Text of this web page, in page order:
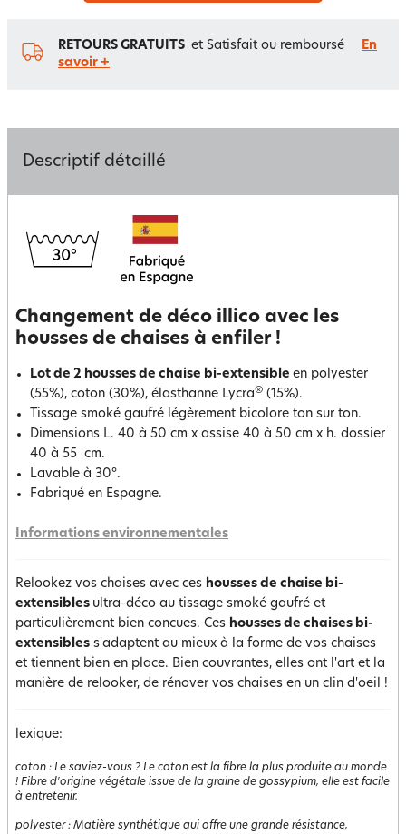
RETOURS GRATUITS et Satisfait ou remboursé
En
savoir +
Descriptif détaillé
Changement de déco illico avec les
housses de chaises à enfiler !
Lot de 2 housses de chaise bi-extensible en polyester
(55%), coton (30%), élasthanne Lycra® (15%).
Tissage smoké gaufré légèrement bicolore ton sur ton.
Dimensions L. 40 à 50 cm x assise 40 à 50 cm x h. dossier
40 à 55 cm.
Lavable à 30°.
Fabriqué en Espagne.
Informations environnementales
Relookez vos chaises avec ces housses de chaise bi-
extensibles ultra-déco au tissage smoké gaufré et
particulièrement bien concues. Ces housses de chaises bi-
extensibles s'adaptent au mieux à la forme de vos chaises
et tiennent bien en place. Bien couvrantes, elles ont l'art et la
manière de relooker, de rénover vos chaises en un clin d'oeil !
lexique:
coton : Le saviez-vous ? Le coton est la fibre la plus produite au monde
! Fibre d'origine végétale issue de la graine de gossypium, elle est facile
à entretenir.
polyester: Matière synthétique qui offre une grande résistance,